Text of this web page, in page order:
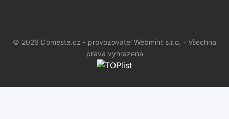
© 2026 Domesta.cz - provozovatel Webmint s.r.o. - Všechna
práva vyhrazena